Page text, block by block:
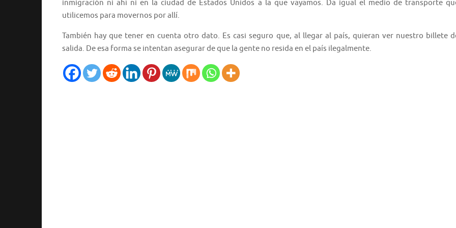
inmigración ni ahí ni en la ciudad de Estados Unidos a la que vayamos. Da igual el medio de transporte
utilicemos para movernos por allí.
También hay que tener en cuenta otro dato. Es casi seguro que, al llegar al país, quieran ver nuestro billete
salida. De esa forma se intentan asegurar de que la gente no resida en el país ilegalmente.